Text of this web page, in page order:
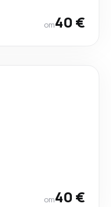
от40 €
от40 €